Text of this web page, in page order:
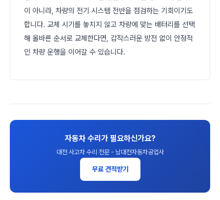
이 아니라, 차량의 전기 시스템 전반을 점검하는 기회이기도
합니다. 교체 시기를 놓치지 않고 차량에 맞는 배터리를 선택
해 올바른 순서로 교체한다면, 갑작스러운 방전 없이 안정적
인 차량 운행을 이어갈 수 있습니다.
자동차 수리가 필요하신가요?
대전 사고차 수리 전문 - 남대전자동차공업사
무료 견적받기